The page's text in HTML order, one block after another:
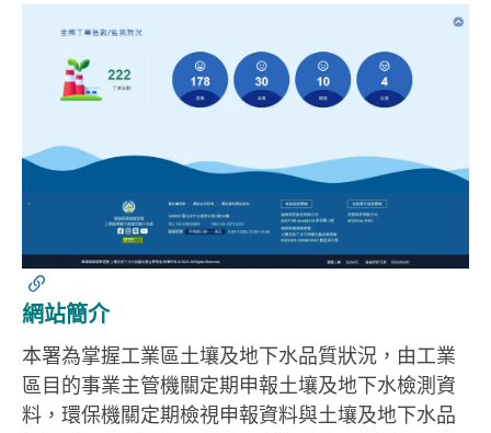
網站簡介
本署為掌握工業區土壤及地下水品質狀況，由工業
區目的事業主管機關定期申報土壤及地下水檢測資
料，環保機關定期檢視申報資料與土壤及地下水品